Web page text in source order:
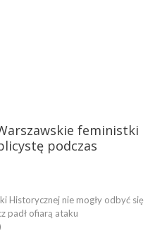
feministki
podczas
Historycznej nie mogły odbyć się
padł ofiarą ataku